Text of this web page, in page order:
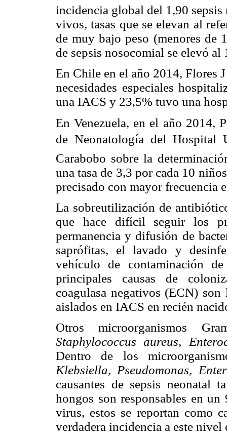
incidencia global del 1,90
vivos, tasas que se elevan al
de muy bajo peso (menores de
de sepsis nosocomial se elevó al
En Chile en el año 2014, Flores
necesidades especiales
una IACS y 23,5% tuvo una
En Venezuela, en el año 2014,
de Neonatología del Hospital
Carabobo sobre la
una tasa de 3,3 por cada 10
precisado con mayor frecuencia
La sobreutilización de
que hace difícil seguir los
permanencia y difusión de
saprófitas, el lavado y
vehículo de contaminación
principales causas de
coagulasa negativos (ECN) son
aislados en IACS en recién
Otros microorganismos
Staphylococcus aureus,
Dentro de los
Klebsiella, Pseudomonas,
causantes de sepsis neonatal
hongos son responsables en
virus, estos se reportan como
verdadera incidencia a este nivel